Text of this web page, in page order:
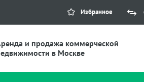
Избранное
и продажа коммерческой
в Москве